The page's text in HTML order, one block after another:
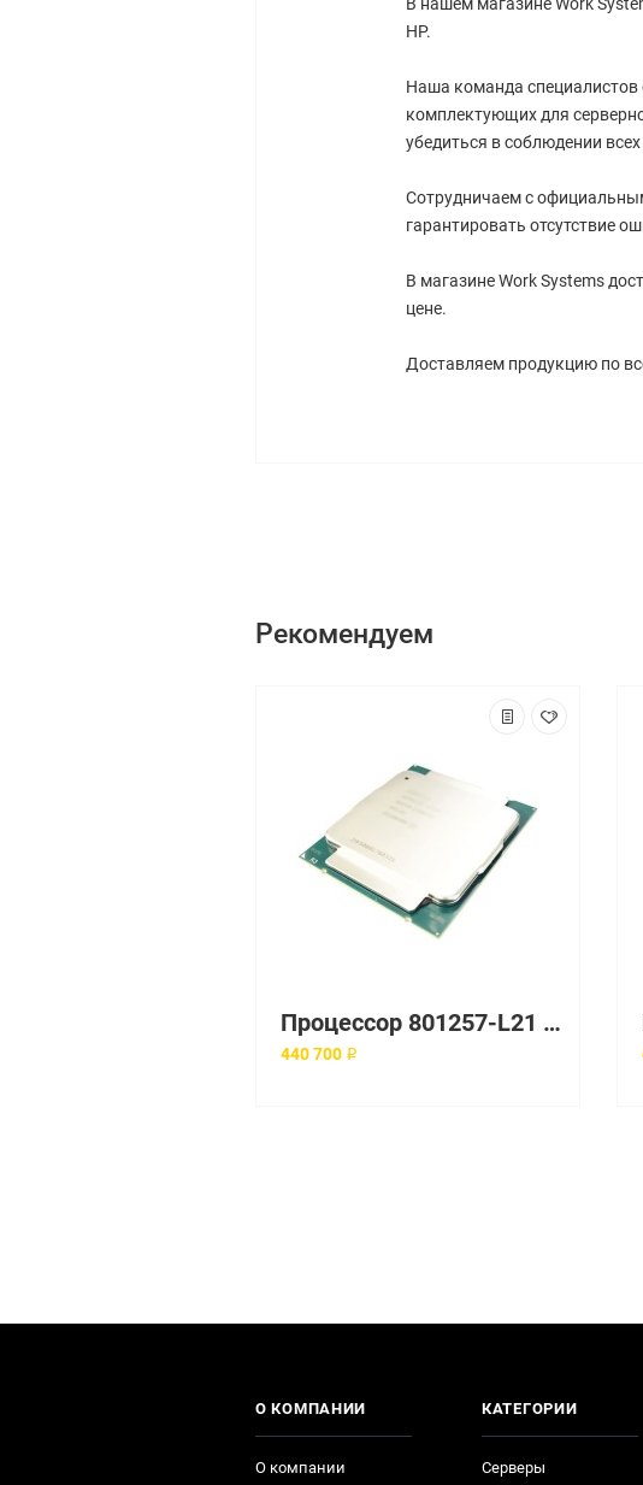
HP.
Наша команда
комплектующих для
убедиться в соблюдении
Сотрудничаем с
гарантировать отсутствие
В магазине Work Systems
цене.
Доставляем продукцию по
Рекомендуем
Процессор 801257-L21 HP 2100Mhz
440 700 ₽
О КОМПАНИИ
О компании
КАТЕГОРИИ
Серверы